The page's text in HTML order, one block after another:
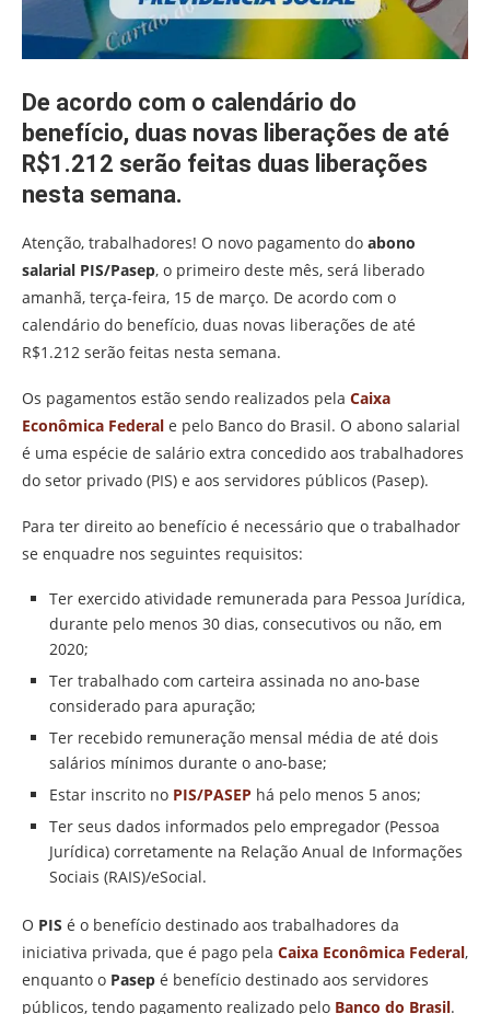
De acordo com o calendário do
benefício, duas novas liberações de até
R$1.212 serão feitas duas liberações
nesta semana.
Atenção, trabalhadores! O novo pagamento do abono
salarial PIS/Pasep, o primeiro deste mês, será liberado
amanhã, terça-feira, 15 de março. De acordo com o
calendário do benefício, duas novas liberações de até
R$1.212 serão feitas nesta semana.
Os pagamentos estão sendo realizados pela Caixa
Econômica Federal e pelo Banco do Brasil. O abono salarial
é uma espécie de salário extra concedido aos trabalhadores
do setor privado (PIS) e aos servidores públicos (Pasep).
Para ter direito ao benefício é necessário que o trabalhador
se enquadre nos seguintes requisitos:
Ter exercido atividade remunerada para Pessoa Jurídica,
durante pelo menos 30 dias, consecutivos ou não, em
2020;
Ter trabalhado com carteira assinada no ano-base
considerado para apuração;
Ter recebido remuneração mensal média de até dois
salários mínimos durante o ano-base;
Estar inscrito no PIS/PASEP há pelo menos 5 anos;
Ter seus dados informados pelo empregador (Pessoa
Jurídica) corretamente na Relação Anual de Informações
Sociais (RAIS)/eSocial.
O PIS é o benefício destinado aos trabalhadores da
iniciativa privada, que é pago pela Caixa Econômica Federal,
enquanto o Pasep é benefício destinado aos servidores
públicos, tendo pagamento realizado pelo Banco do Brasil.